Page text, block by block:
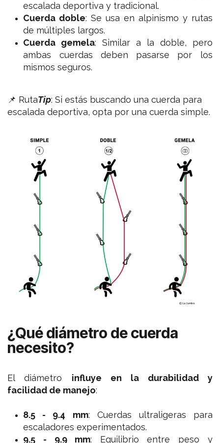
escalada deportiva y tradicional.
Cuerda doble: Se usa en alpinismo y rutas
de múltiples largos.
Cuerda gemela: Similar a la doble, pero
ambas cuerdas deben pasarse por los
mismos seguros.
📌 RutaTip: Si estás buscando una cuerda para
escalada deportiva, opta por una cuerda simple.
¿Qué diámetro de cuerda
necesito?
El diámetro influye en la durabilidad y
facilidad de manejo:
8.5 - 9.4 mm: Cuerdas ultraligeras para
escaladores experimentados.
9.5 - 9.9 mm: Equilibrio entre peso y